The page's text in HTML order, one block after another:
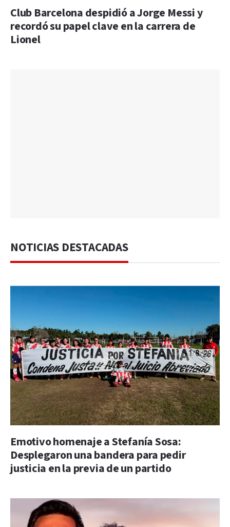
Club Barcelona despidió a Jorge Messi y
recordó su papel clave en la carrera de
Lionel
NOTICIAS DESTACADAS
Emotivo homenaje a Stefanía Sosa:
Desplegaron una bandera para pedir
justicia en la previa de un partido